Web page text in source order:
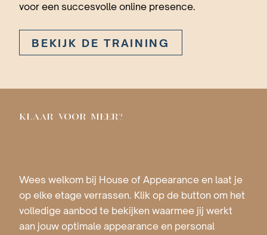
voor een succesvolle online presence.
BEKIJK DE TRAINING
KLAAR VOOR MEER?
Wees welkom bij House of Appearance en laat je
op elke etage verrassen. Klik op de button om het
volledige aanbod te bekijken waarmee jij werkt
aan jouw optimale appearance en personal